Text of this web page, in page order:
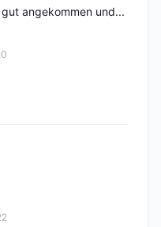
angekommen und...